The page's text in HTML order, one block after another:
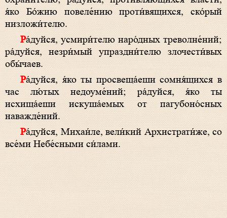
я́ко Бо́­жию повеле́нию проти́вящихся, ско́­рый
низ­ло­жи́­те­лю.
Ра́­дуй­ся, усмири́телю наро́дных треволне́ний;
ра́­дуй­ся, незри́мый упраздни́телю злочести́вых
обы́чаев.
Ра́­дуй­ся, я́ко ты просвеща́еши сомня́щихся в
час лю́­тых недоуме́ний; ра́­дуй­ся, я́ко ты
исхища́еши искуша́емых от пагубоно́сных
наважде́ний.
Ра́­дуй­ся, Михаи́ле, ве­ли́­кий Архистрати́же, со
все́­ми Небе́сными си́лами.